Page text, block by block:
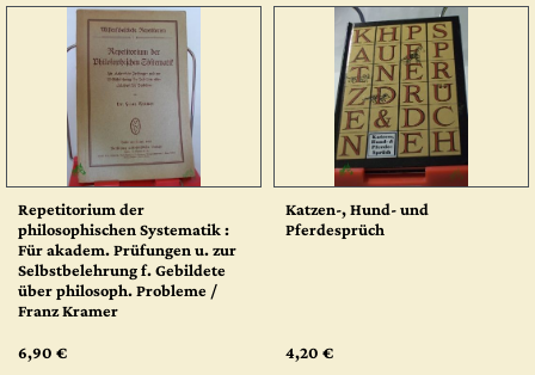
Repetitorium der
philosophischen Systematik :
Für akadem. Prüfungen u. zur
Selbstbelehrung f. Gebildete
über philosoph. Probleme /
Franz Kramer
6,90 €
Katzen-, Hund- und
Pferdesprüch
4,20 €